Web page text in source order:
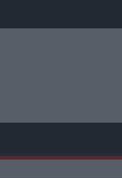
ki a